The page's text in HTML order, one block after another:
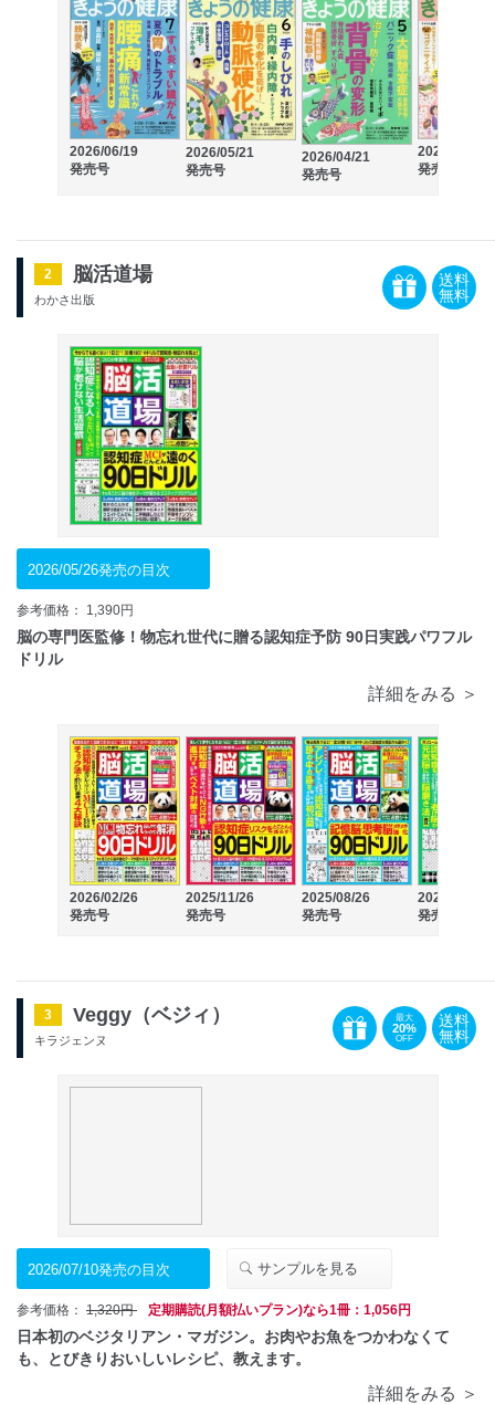
2026/06/19
発売号
2026/05/21
発売号
2026/04/21
発売号
2026/03/21
発売号
2 脳活道場
わかさ出版
送料
無料
2026/05/26発売の目次
参考価格： 1,390円
脳の専門医監修！物忘れ世代に贈る認知症予防 90日実践パワフル
ドリル
詳細をみる ＞
2026/02/26
発売号
2025/11/26
発売号
2025/08/26
発売号
2025/05/26
発売号
3 Veggy（ベジィ）
キラジェンヌ
最大
20%
OFF
送料
無料
2026/07/10発売の目次 サンプルを見る
参考価格： 1,320円 定期購読(月額払いプラン)なら1冊：1,056円
日本初のベジタリアン・マガジン。お肉やお魚をつかわなくて
も、とびきりおいしいレシピ、教えます。
詳細をみる ＞